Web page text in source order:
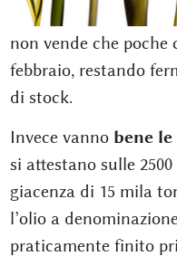
non vende che
febbraio, restando
di stock.
Invece vanno bene
si attestano sulle
giacenza di 15 mila
l’olio a
praticamente finito